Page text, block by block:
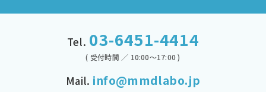
Tel. 03-6451-4414
( 受付時間 ／ 10:00～17:00 )
Mail. info@mmdlabo.jp